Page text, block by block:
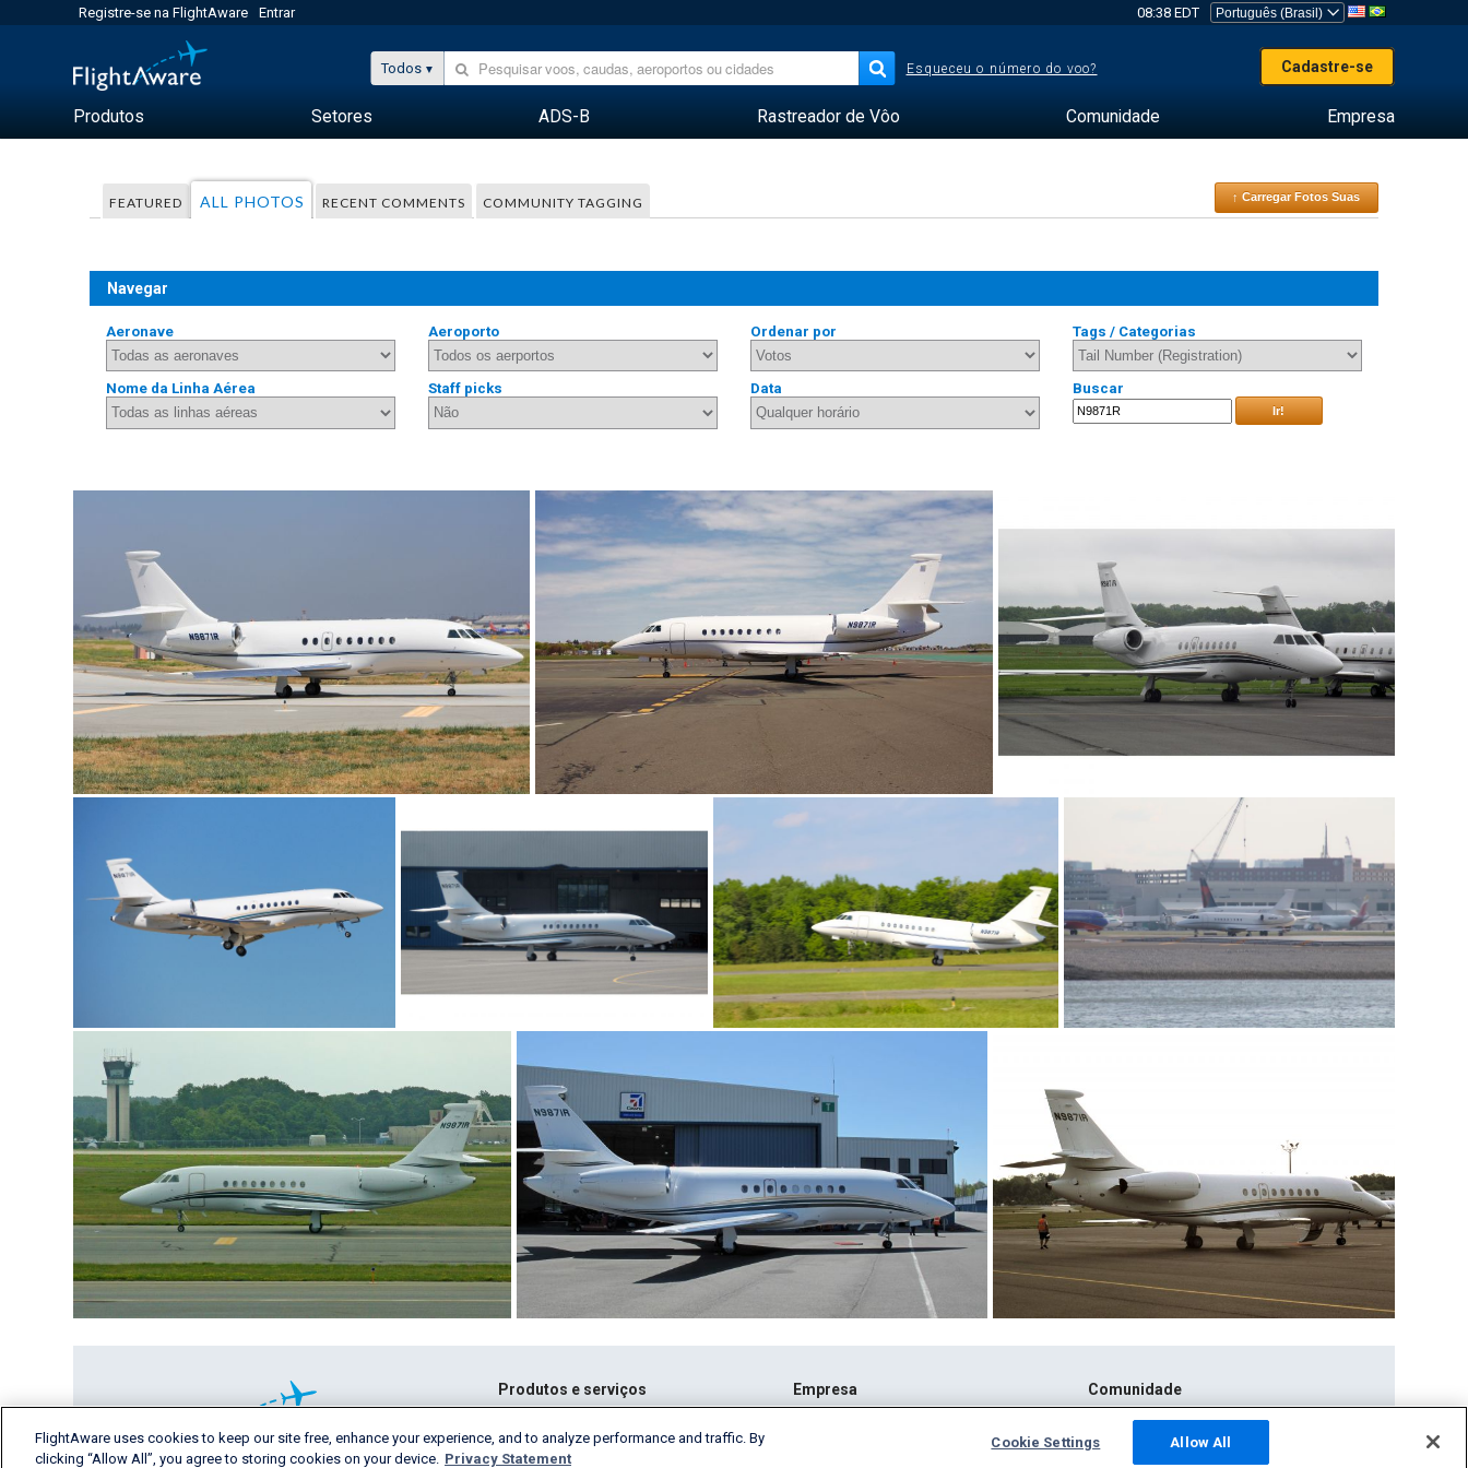
Registre-se na FlightAware Entrar 08:38 EDT
Todos Esqueceu o número do voo? Cadastre-se
Produtos Setores ADS-B Rastreador de Vôo Comunidade Empresa
FEATURED ALL PHOTOS RECENT COMMENTS COMMUNITY TAGGING ↑ Carregar Fotos Suas
Navegar
Aeronave Aeroporto Ordenar por Tags / Categorias
Nome da Linha Aérea Staff picks Data Buscar
Ir!
Produtos e serviços
FlightAware Firehose
Empresa
Comunidade
SQUAWKS
FlightAware uses cookies to keep our site free, enhance your experience, and to analyze performance and traffic. By
clicking “Allow All”, you agree to storing cookies on your device. Privacy Statement
Cookie Settings Allow All